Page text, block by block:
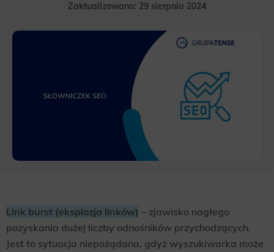
Zaktualizowano: 29 sierpnia 2024
Link burst (eksplozja linków) – zjawisko nagłego
pozyskania dużej liczby odnośników przychodzących.
Jest to sytuacja niepożądana, gdyż wyszukiwarka może